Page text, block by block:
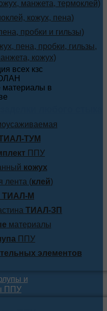
манжета, термоклей)
кожух, пена)
пробки и гильзы)
пена, пробки, гильзы,
кожух)
ТУМ
ППУ
кожух
лента (клей)
ТИАЛ-М
ТИАЛ-ЗП
материалы
ППУ
элементов
и
ППУ